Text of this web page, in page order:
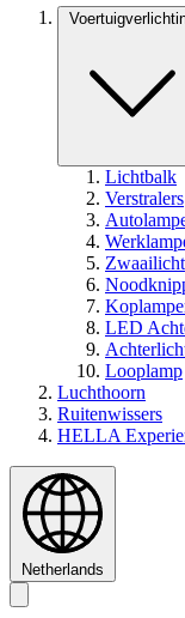
Lichtbalk
Verstralers
Zwaailicht
LED
Looplamp
Luchthoorn
Ruitenwissers
HELLA
Netherlands